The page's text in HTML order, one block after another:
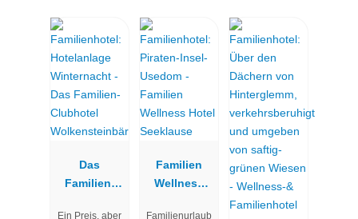
Das
Familien-
Ein Preis, aber
Familien
Wellness
Familienurlaub